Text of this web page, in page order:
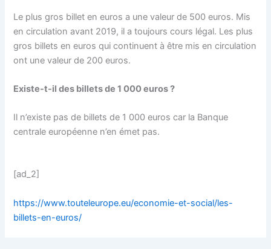
Le plus gros billet en euros a une valeur de 500 euros. Mis
en circulation avant 2019, il a toujours cours légal. Les plus
gros billets en euros qui continuent à être mis en circulation
ont une valeur de 200 euros.
Existe-t-il des billets de 1 000 euros ?
Il n’existe pas de billets de 1 000 euros car la Banque
centrale européenne n’en émet pas.
[ad_2]
https://www.touteleurope.eu/economie-et-social/les-
billets-en-euros/